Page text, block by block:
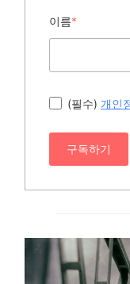
이름*
(필수) 개인
구독하기